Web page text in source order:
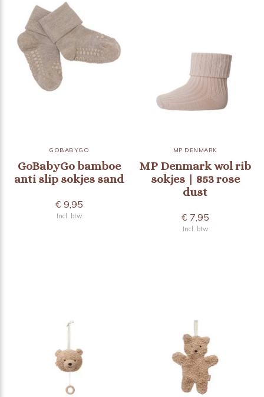
GOBABYGO
GoBabyGo bamboe
anti slip sokjes sand
€ 9,95
Incl. btw
MP DENMARK
MP Denmark wol rib
sokjes | 853 rose
dust
€ 7,95
Incl. btw